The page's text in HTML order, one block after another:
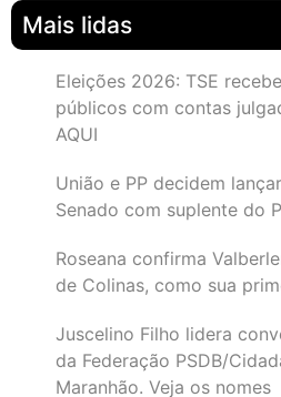
Mais lidas
Eleições 2026: TSE
públicos com contas
AQUI
União e PP decidem
Senado com suplente do
Roseana confirma
de Colinas, como sua
Juscelino Filho lidera
da Federação PSDB/
Maranhão. Veja os nomes